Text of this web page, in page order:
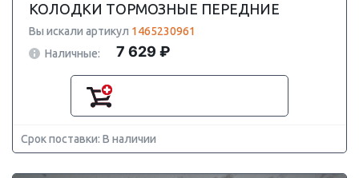
КОЛОДКИ ТОРМОЗНЫЕ ПЕРЕДНИЕ
Вы искали артикул 1465230961
Наличные:
7 629 ₽
Срок поставки: В наличии